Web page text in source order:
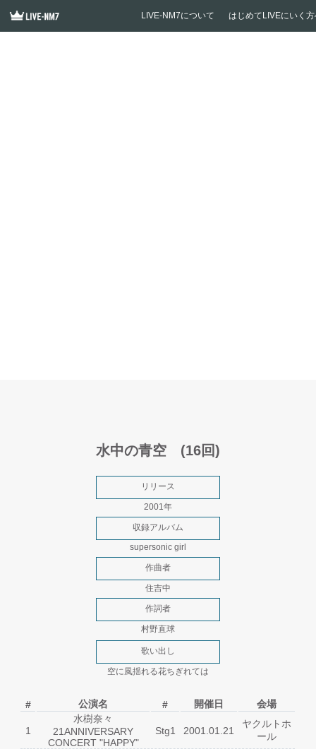
LIVE-NM7について はじめてLIVEにいく
水中の青空 (16回)
リリース
2001年
収録アルバム
supersonic girl
作曲者
住吉中
作詞者
村野直球
歌い出し
空に風揺れる花ちぎれては
# 公演名 # 開催日 会場
1
水樹奈々
21ANNIVERSARY
CONCERT "HAPPY"
Stg1 2001.01.21
ヤクルトホ
ール